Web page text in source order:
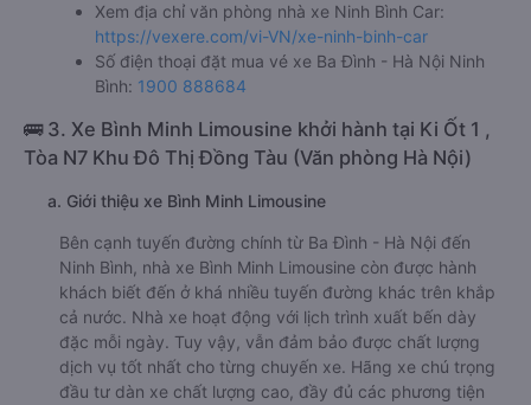
Xem địa chỉ văn phòng nhà xe Ninh Bình Car:
https://vexere.com/vi-VN/xe-ninh-binh-car
Số điện thoại đặt mua vé xe Ba Đình - Hà Nội Ninh
Bình: 1900 888684
🚌 3. Xe Bình Minh Limousine khởi hành tại Ki Ốt 1 ,
Tòa N7 Khu Đô Thị Đồng Tàu (Văn phòng Hà Nội)
a. Giới thiệu xe Bình Minh Limousine
Bên cạnh tuyến đường chính từ Ba Đình - Hà Nội đến
Ninh Bình, nhà xe Bình Minh Limousine còn được hành
khách biết đến ở khá nhiều tuyến đường khác trên khắp
cả nước. Nhà xe hoạt động với lịch trình xuất bến dày
đặc mỗi ngày. Tuy vậy, vẫn đảm bảo được chất lượng
dịch vụ tốt nhất cho từng chuyến xe. Hãng xe chú trọng
đầu tư dàn xe chất lượng cao, đầy đủ các phương tiện